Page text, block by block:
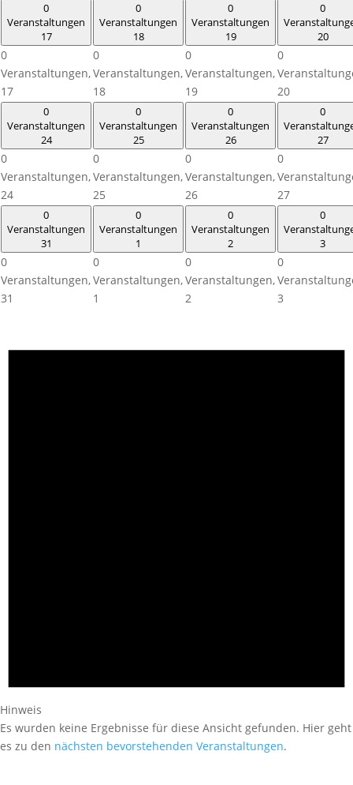
0
Veranstaltungen
17
0
Veranstaltungen,
17
0
Veranstaltungen
18
0
Veranstaltungen,
18
0
Veranstaltungen
19
0
Veranstaltungen,
19
0
20
0
20
0
Veranstaltungen
24
0
Veranstaltungen,
24
0
Veranstaltungen
25
0
Veranstaltungen,
25
0
Veranstaltungen
26
0
Veranstaltungen,
26
0
27
0
27
0
Veranstaltungen
31
0
Veranstaltungen,
31
0
Veranstaltungen
1
0
Veranstaltungen,
1
0
Veranstaltungen
2
0
Veranstaltungen,
2
0
3
0
3
Hinweis
Es wurden keine Ergebnisse für diese Ansicht gefunden. Hier geht
es zu den nächsten bevorstehenden Veranstaltungen.